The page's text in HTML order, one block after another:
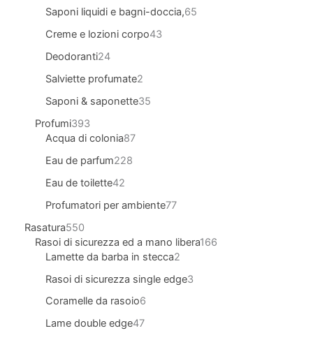
Saponi liquidi e bagni-doccia,65
Creme e lozioni corpo43
Deodoranti24
Salviette profumate2
Saponi & saponette35
Profumi393
Acqua di colonia87
Eau de parfum228
Eau de toilette42
Profumatori per ambiente77
Rasatura550
Rasoi di sicurezza ed a mano libera166
Lamette da barba in stecca2
Rasoi di sicurezza single edge3
Coramelle da rasoio6
Lame double edge47